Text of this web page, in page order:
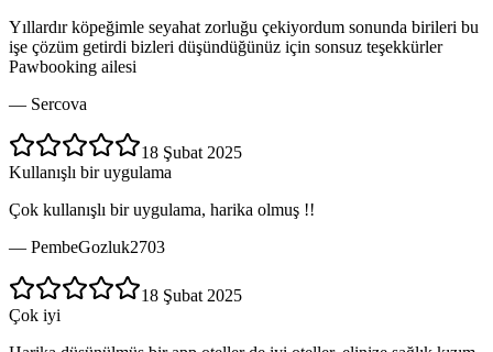
Yıllardır köpeğimle seyahat zorluğu çekiyordum sonunda birileri bu
işe çözüm getirdi bizleri düşündüğünüz için sonsuz teşekkürler
Pawbooking ailesi
— Sercova
18 Şubat 2025
Kullanışlı bir uygulama
Çok kullanışlı bir uygulama, harika olmuş !!
— PembeGozluk2703
18 Şubat 2025
Çok iyi